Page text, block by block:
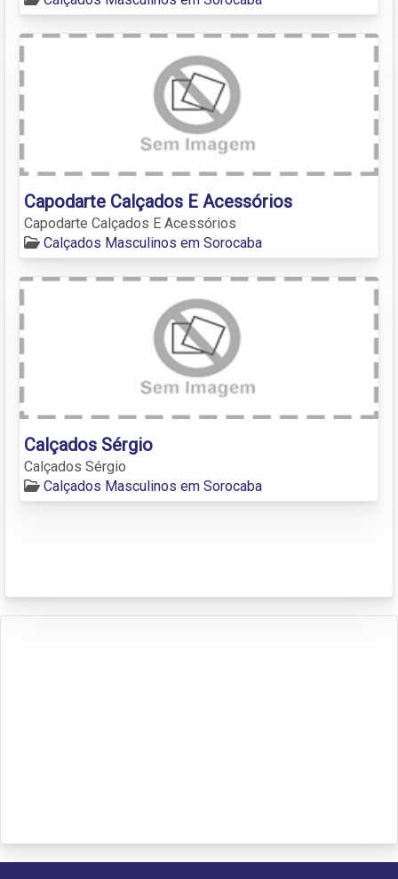
Capodarte Calçados E Acessórios
Capodarte Calçados E Acessórios
Calçados Masculinos em Sorocaba
Calçados Sérgio
Calçados Sérgio
Calçados Masculinos em Sorocaba